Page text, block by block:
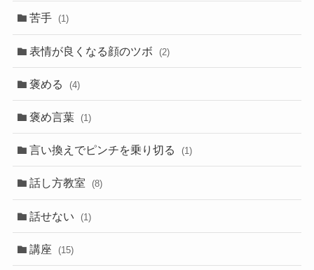
苦手 (1)
表情が良くなる顔のツボ (2)
褒める (4)
褒め言葉 (1)
言い換えでピンチを乗り切る (1)
話し方教室 (8)
話せない (1)
講座 (15)